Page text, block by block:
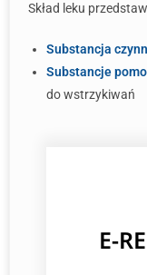
Skład leku
Substancja
Substancje
do wstrzykiwań
E-